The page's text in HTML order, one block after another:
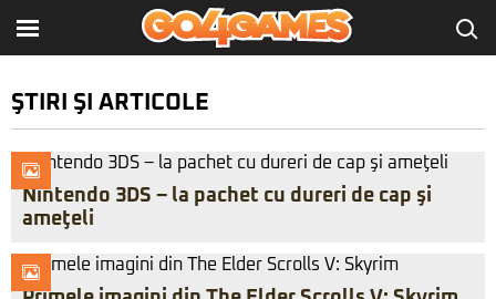
ŞTIRI ŞI ARTICOLE
Nintendo 3DS – la pachet cu dureri de cap şi
ameţeli